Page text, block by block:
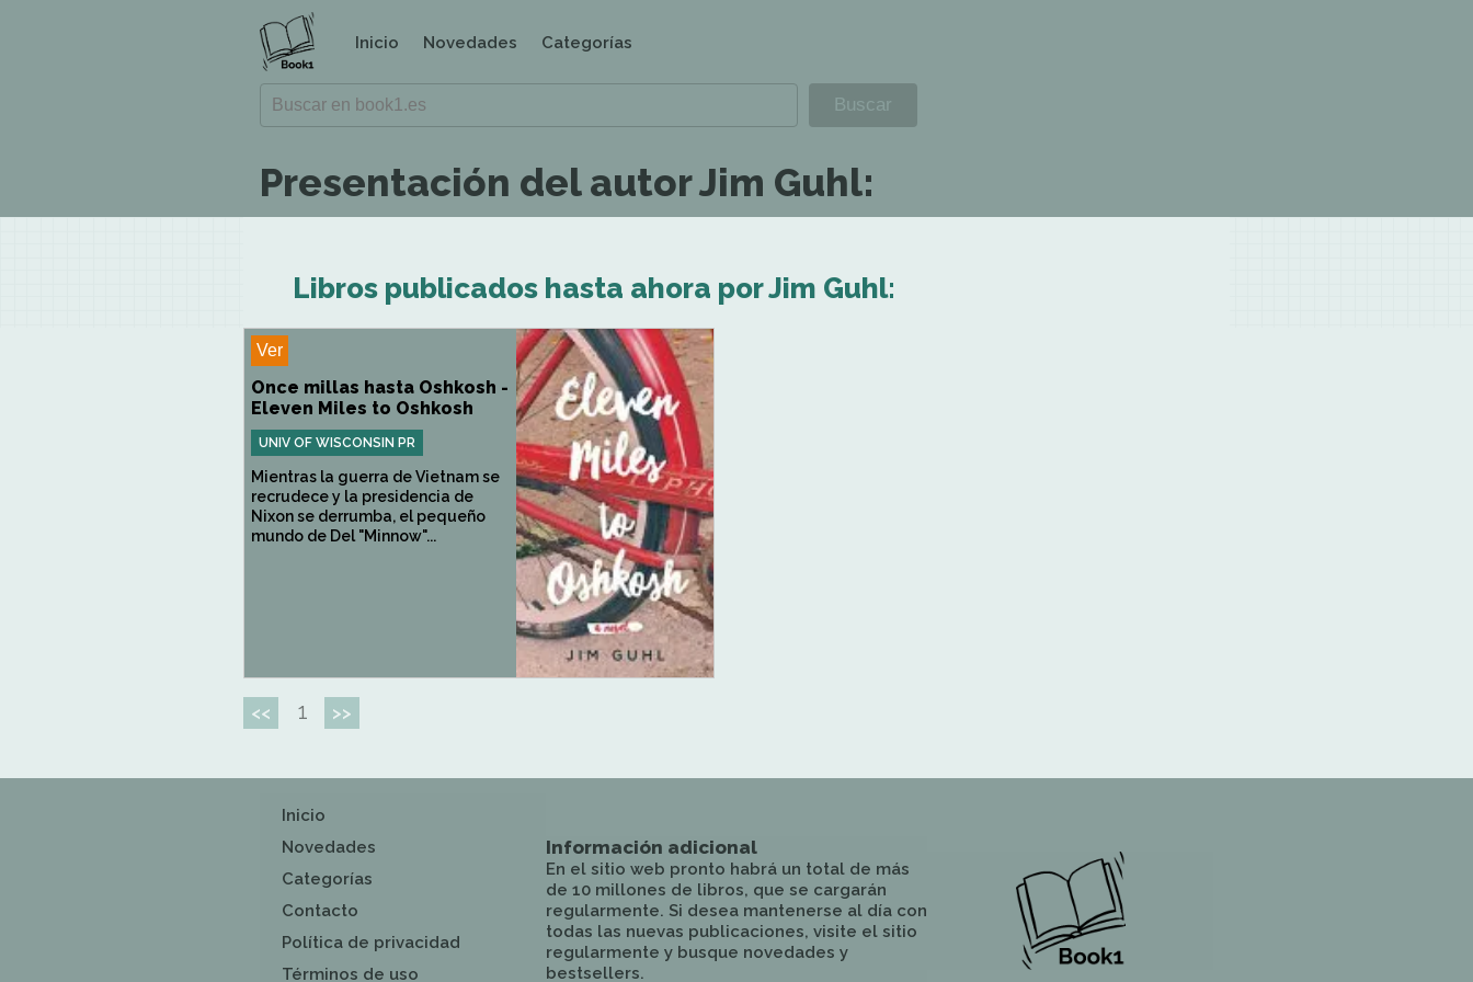
Inicio Novedades Categorías
Presentación del autor Jim Guhl:
Libros publicados hasta ahora por Jim Guhl:
Ver
Once millas hasta Oshkosh -
Eleven Miles to Oshkosh
UNIV OF WISCONSIN PR
Mientras la guerra de Vietnam se
recrudece y la presidencia de
Nixon se derrumba, el pequeño
mundo de Del "Minnow"...
<< 1 >>
Inicio
Novedades
Categorías
Contacto
Política de privacidad
Términos de uso
Información adicional
En el sitio web pronto habrá un total de más
de 10 millones de libros, que se cargarán
regularmente. Si desea mantenerse al día con
todas las nuevas publicaciones, visite el sitio
regularmente y busque novedades y
bestsellers.